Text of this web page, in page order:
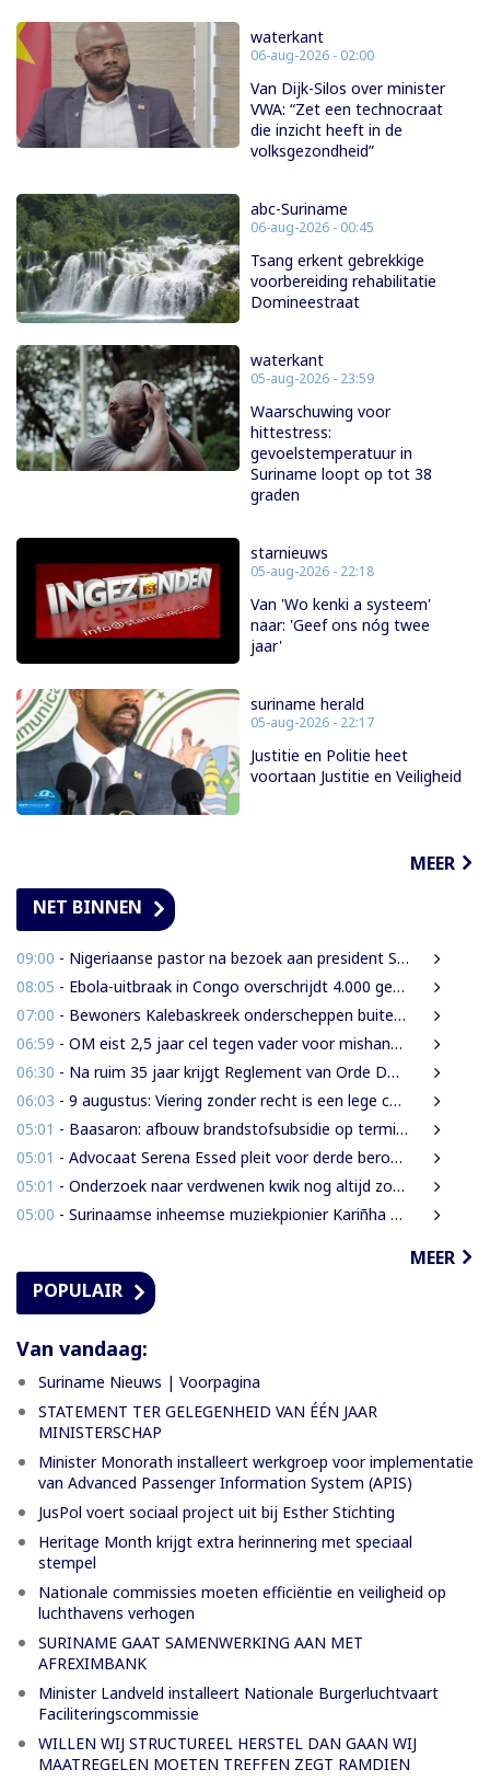
waterkant
06-aug-2026 - 02:00
Van Dijk-Silos over minister
VWA: “Zet een technocraat
die inzicht heeft in de
volksgezondheid”
abc-Suriname
06-aug-2026 - 00:45
Tsang erkent gebrekkige
voorbereiding rehabilitatie
Domineestraat
waterkant
05-aug-2026 - 23:59
Waarschuwing voor
hittestress:
gevoelstemperatuur in
Suriname loopt op tot 38
graden
starnieuws
05-aug-2026 - 22:18
Van 'Wo kenki a systeem'
naar: 'Geef ons nóg twee
jaar'
suriname herald
05-aug-2026 - 22:17
Justitie en Politie heet
voortaan Justitie en Veiligheid
MEER
NET BINNEN
09:00 - Nigeriaanse pastor na bezoek aan president Simons: ‘Toename van rijkdom in Suriname’
08:05 - Ebola-uitbraak in Congo overschrijdt 4.000 gevallen
07:00 - Bewoners Kalebaskreek onderscheppen buitenlanders met illegaal geweer en communicatieapparatuur
06:59 - OM eist 2,5 jaar cel tegen vader voor mishandeling en verwaarlozing van gezin
06:30 - Na ruim 35 jaar krijgt Reglement van Orde DNA grondige herziening
06:03 - 9 augustus: Viering zonder recht is een lege ceremonie
05:01 - Baasaron: afbouw brandstofsubsidie op termijn onvermijdelijk
05:01 - Advocaat Serena Essed pleit voor derde beroepsinstantie onder gezag van CCJ
05:01 - Onderzoek naar verdwenen kwik nog altijd zonder resultaat
05:00 - Surinaamse inheemse muziekpionier Kariñha Basi krijgt oeuvreprijs in Rotterdam
MEER
POPULAIR
Van vandaag:
Suriname Nieuws | Voorpagina
STATEMENT TER GELEGENHEID VAN ÉÉN JAAR
MINISTERSCHAP
Minister Monorath installeert werkgroep voor implementatie
van Advanced Passenger Information System (APIS)
JusPol voert sociaal project uit bij Esther Stichting
Heritage Month krijgt extra herinnering met speciaal
stempel
Nationale commissies moeten efficiëntie en veiligheid op
luchthavens verhogen
SURINAME GAAT SAMENWERKING AAN MET
AFREXIMBANK
Minister Landveld installeert Nationale Burgerluchtvaart
Faciliteringscommissie
WILLEN WIJ STRUCTUREEL HERSTEL DAN GAAN WIJ
MAATREGELEN MOETEN TREFFEN ZEGT RAMDIEN